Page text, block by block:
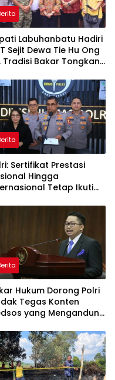
Labuhanbatu Hadiri
Sejit Dewa Tie Hu Ong
Tradisi Bakar Tongkang
Sertifikat Prestasi
Hingga
Tetap Ikuti
Polri
Hukum Dorong Polri
Tegas Konten
yang Mengandung